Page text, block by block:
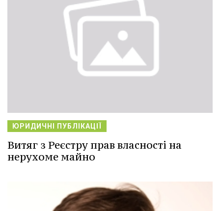
ЮРИДИЧНІ ПУБЛІКАЦІЇ
Витяг з Реєстру прав власності на
нерухоме майно